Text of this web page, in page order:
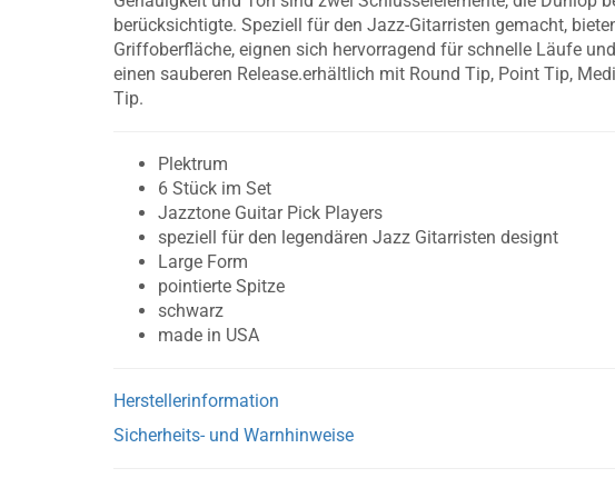
berücksichtigte. Speziell für den Jazz-Gitarristen gemacht,
Griffoberfläche, eignen sich hervorragend für schnelle Läufe
einen sauberen Release.erhältlich mit Round Tip, Point Tip,
Tip.
Plektrum
6 Stück im Set
Jazztone Guitar Pick Players
speziell für den legendären Jazz Gitarristen designt
Large Form
pointierte Spitze
schwarz
made in USA
Herstellerinformation
Sicherheits- und Warnhinweise